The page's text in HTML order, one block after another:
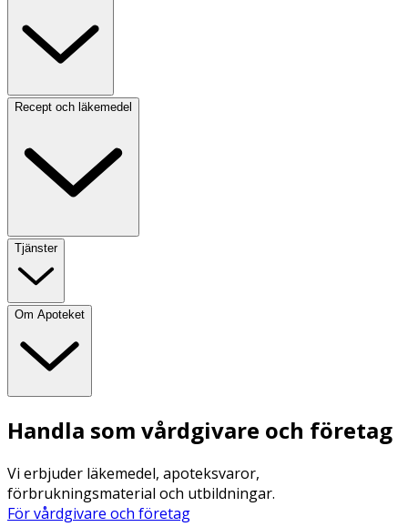
Recept och läkemedel
Tjänster
Om Apoteket
Handla som vårdgivare och företag
Vi erbjuder läkemedel, apoteksvaror,
förbrukningsmaterial och utbildningar.
För vårdgivare och företag